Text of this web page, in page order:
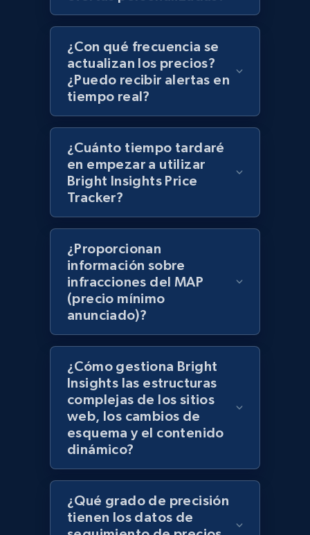
1.2K+ 208+ Comenzar ahora
Best Buy products
URL, Product id, Title, Images, Final price,
Currency, Discount, Initial price, and more.
1.1K+ 149+ Comenzar ahora
Best Buy products - Collect data on
URL, Product id, Title, Images, Final price,
Currency, Discount, Initial price, and more.
1.1K+ 149+
Lazada - Products
URL, Title, Rating, Reviews, Initial price, Final
price, Currency, Stock, and more.
991+ 165+
Lazada - Products - Discover products by
¿Con qué frecuencia se
actualizan los precios?
¿Puedo recibir alertas en
tiempo real?
¿Cuánto tiempo tardaré
en empezar a utilizar
Bright Insights Price
Tracker?
¿Proporcionan
información sobre
infracciones del MAP
(precio mínimo
anunciado)?
¿Cómo gestiona Bright
Insights las estructuras
complejas de los sitios
web, los cambios de
esquema y el contenido
dinámico?
¿Qué grado de precisión
tienen los datos de